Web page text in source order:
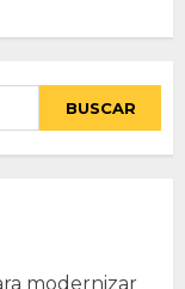
modernizar